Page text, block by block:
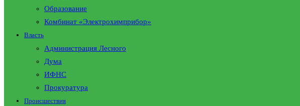
Образование
Комбинат «Электрохимприбор»
Власть
Администрация Лесного
Дума
ИФНС
Прокуратура
Происшествия